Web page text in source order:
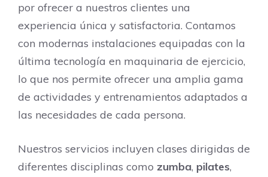
por ofrecer a nuestros clientes una
experiencia única y satisfactoria. Contamos
con modernas instalaciones equipadas con la
última tecnología en maquinaria de ejercicio,
lo que nos permite ofrecer una amplia gama
de actividades y entrenamientos adaptados a
las necesidades de cada persona.
Nuestros servicios incluyen clases dirigidas de
diferentes disciplinas como zumba, pilates,